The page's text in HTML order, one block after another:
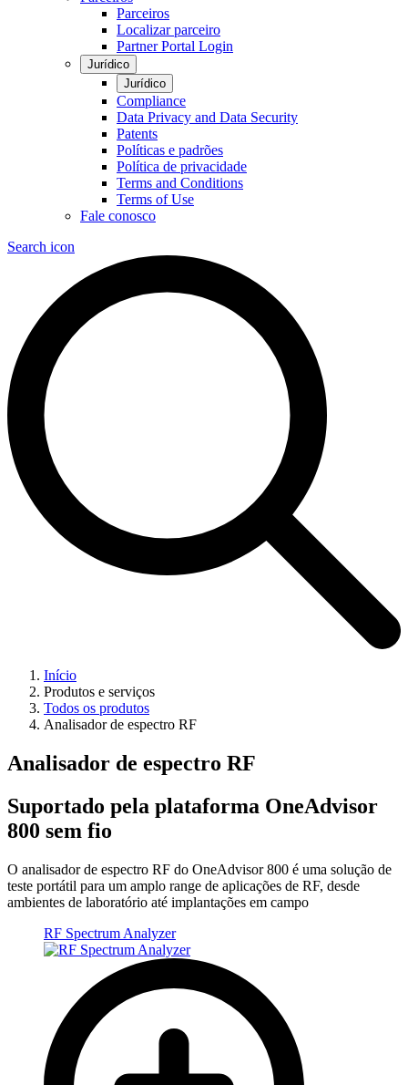
Parceiros
Localizar parceiro
Partner Portal Login
Jurídico
Jurídico
Compliance
Data Privacy and Data Security
Patents
Políticas e padrões
Política de privacidade
Terms and Conditions
Terms of Use
Fale conosco
Search icon
Início
Produtos e serviços
Todos os produtos
Analisador de espectro RF
Analisador de espectro RF
Suportado pela plataforma OneAdvisor
800 sem fio
O analisador de espectro RF do OneAdvisor 800 é uma solução de
teste portátil para um amplo range de aplicações de RF, desde
ambientes de laboratório até implantações em campo
RF Spectrum Analyzer